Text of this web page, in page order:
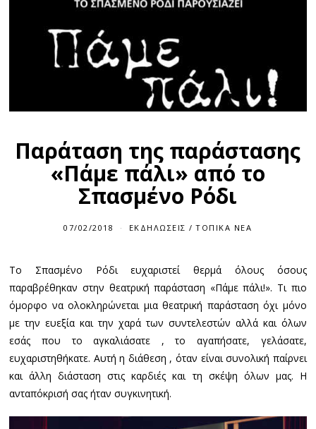
Παράταση της παράστασης
«Πάμε πάλι» από το
Σπασμένο Ρόδι
07/02/2018 ΕΚΔΗΛΏΣΕΙΣ / ΤΟΠΙΚΆ ΝΈΑ
Το Σπασμένο Ρόδι ευχαριστεί θερμά όλους όσους
παραβρέθηκαν στην θεατρική παράσταση «Πάμε πάλι!». Tι πιο
όμορφο να ολοκληρώνεται μια θεατρική παράσταση όχι μόνο
με την ευεξία και την χαρά των συντελεστών αλλά και όλων
εσάς που το αγκαλιάσατε , το αγαπήσατε, γελάσατε,
ευχαριστηθήκατε. Αυτή η διάθεση , όταν είναι συνολική παίρνει
και άλλη διάσταση στις καρδιές και τη σκέψη όλων μας. Η
ανταπόκρισή σας ήταν συγκινητική.